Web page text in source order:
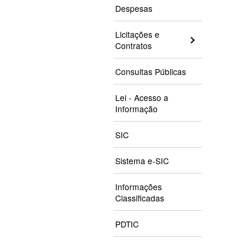
Despesas
Licitações e
Contratos
Consultas Públicas
Lei - Acesso a
Informação
SIC
Sistema e-SIC
Informações
Classificadas
PDTIC